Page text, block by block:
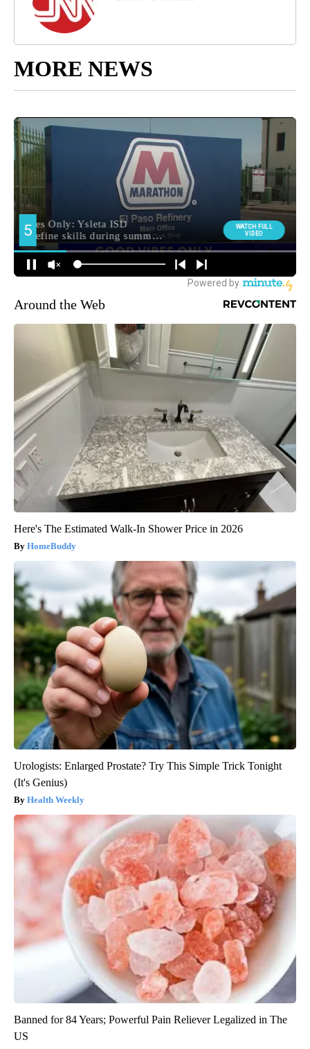
MORE NEWS
Around the Web
Here's The Estimated Walk-In Shower Price in 2026
HomeBuddy
Urologists: Enlarged Prostate? Try This Simple Trick Tonight
(It's Genius)
Health Weekly
Banned for 84 Years; Powerful Pain Reliever Legalized in The
US